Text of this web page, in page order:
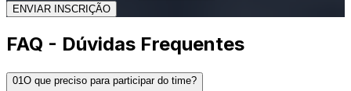
ENVIAR INSCRIÇÃO
FAQ - Dúvidas Frequentes
01O que preciso para participar do time?